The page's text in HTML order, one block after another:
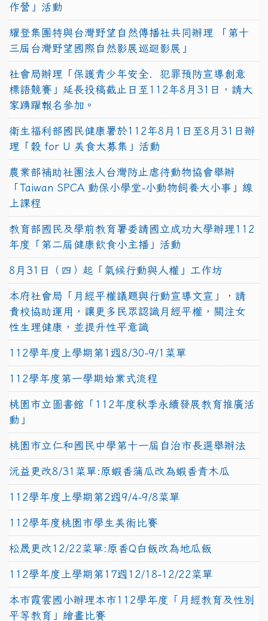
作營」活動
耀登集團特與台灣野望自然傳播社共同辦理 「第十
三屆台灣野望國際自然影展巡迴影展」
社會局辦理「保護青少年安全．犯罪預防宣導創意
標語競賽」延長投稿截止日至112年8月31日，請大
家踴躍報名參加。
衛生福利部國民健康署於112年8月1日至8月31日辦
理「穀 for U 美食大募集」活動
農業部補助社團法人台灣防止虐待動物協會舉辦
「Taiwan SPCA 動保小學堂-小動物飼養大小事」線
上課程
教育部國民及學前教育署委請國立成功大學辦理112
年度「第二屆健康飲食小主播」活動
8月31日（四）起「氣候行動與人權」工作坊
本府社會局「月經平權議題與行動宣導文宣」，請
貴校協助運用，讓更多民眾認識月經平權，關注女
性生理健康，並提升性平意識
112學年度上學期第1週8/30-9/1菜單
112學年度第一學期始業式流程
桃園市立圖書館「112年度秋季永續發展教育推廣活
動」
桃園市立仁和國民中學第十一屆自治市長選舉辦法
沅益更改8/31菜單:原蝦香蒲瓜改為蝦香青木瓜
112學年度上學期第2週9/4-9/8菜單
112學年度桃園市學生美術比賽
松晟更改12/22菜單:原香Q白飯改為地瓜飯
112學年度上學期第17週12/18-12/22菜單
本市霞雲國小辦理本市112學年度「月經教育及性別
平等教育」繪畫比賽